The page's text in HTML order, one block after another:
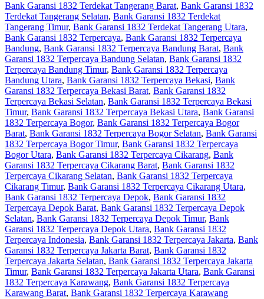
Bank Garansi 1832 Terdekat Tangerang Barat, Bank Garansi 1832
Terdekat Tangerang Selatan, Bank Garansi 1832 Terdekat
Tangerang Timur, Bank Garansi 1832 Terdekat Tangerang Utara,
Bank Garansi 1832 Terpercaya, Bank Garansi 1832 Terpercaya
Bandung, Bank Garansi 1832 Terpercaya Bandung Barat, Bank
Garansi 1832 Terpercaya Bandung Selatan, Bank Garansi 1832
Terpercaya Bandung Timur, Bank Garansi 1832 Terpercaya
Bandung Utara, Bank Garansi 1832 Terpercaya Bekasi, Bank
Garansi 1832 Terpercaya Bekasi Barat, Bank Garansi 1832
Terpercaya Bekasi Selatan, Bank Garansi 1832 Terpercaya Bekasi
Timur, Bank Garansi 1832 Terpercaya Bekasi Utara, Bank Garansi
1832 Terpercaya Bogor, Bank Garansi 1832 Terpercaya Bogor
Barat, Bank Garansi 1832 Terpercaya Bogor Selatan, Bank Garansi
1832 Terpercaya Bogor Timur, Bank Garansi 1832 Terpercaya
Bogor Utara, Bank Garansi 1832 Terpercaya Cikarang, Bank
Garansi 1832 Terpercaya Cikarang Barat, Bank Garansi 1832
Terpercaya Cikarang Selatan, Bank Garansi 1832 Terpercaya
Cikarang Timur, Bank Garansi 1832 Terpercaya Cikarang Utara,
Bank Garansi 1832 Terpercaya Depok, Bank Garansi 1832
Terpercaya Depok Barat, Bank Garansi 1832 Terpercaya Depok
Selatan, Bank Garansi 1832 Terpercaya Depok Timur, Bank
Garansi 1832 Terpercaya Depok Utara, Bank Garansi 1832
Terpercaya Indonesia, Bank Garansi 1832 Terpercaya Jakarta, Bank
Garansi 1832 Terpercaya Jakarta Barat, Bank Garansi 1832
Terpercaya Jakarta Selatan, Bank Garansi 1832 Terpercaya Jakarta
Timur, Bank Garansi 1832 Terpercaya Jakarta Utara, Bank Garansi
1832 Terpercaya Karawang, Bank Garansi 1832 Terpercaya
Karawang Barat, Bank Garansi 1832 Terpercaya Karawang